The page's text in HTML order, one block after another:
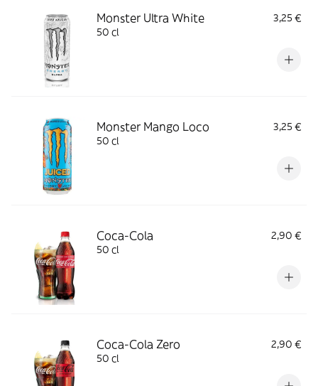
Monster Ultra White
3,25 €
50 cl
Monster Mango Loco
3,25 €
50 cl
Coca-Cola
2,90 €
50 cl
Coca-Cola Zero
2,90 €
50 cl